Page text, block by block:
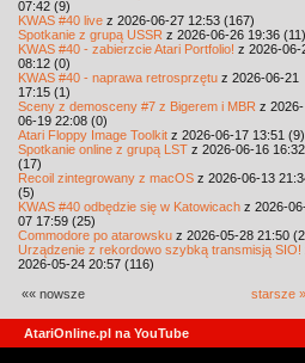
07:42 (9)
KWAS #40 live z 2026-06-27 12:53 (167)
Spotkanie z grupą USSR z 2026-06-26 19:36 (11)
KWAS #40 - zabierzcie Atari Portfolio! z 2026-06-
08:12 (0)
KWAS #40 - naprawa retrosprzętu z 2026-06-21
17:15 (1)
Sceny z demosceny #7 z Bigerem i MBR z 2026-
06-19 22:08 (0)
Atari Floppy Image Toolkit z 2026-06-17 13:51 (9)
Spotkanie online z grupą LST z 2026-06-16 16:32
(17)
Recoil zintegrowany z macOS z 2026-06-13
(5)
KWAS #40 odbędzie się w Katowicach z 2026-
07 17:59 (25)
Commodore po atarowsku z 2026-05-28 21:50
Urządzenie z rekordowo szybką transmisją SIO!
2026-05-24 20:57 (116)
«« nowsze starsze
AtariOnline.pl na YouTube